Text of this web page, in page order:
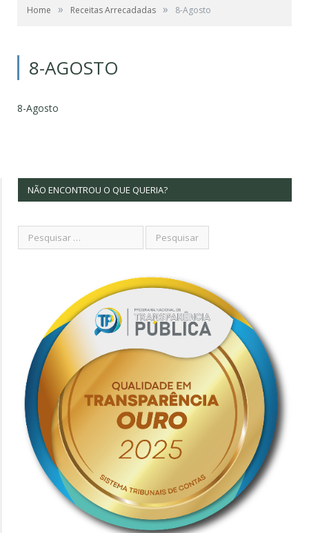
Home » Receitas Arrecadadas » 8-Agosto
8-AGOSTO
8-Agosto
NÃO ENCONTROU O QUE QUERIA?